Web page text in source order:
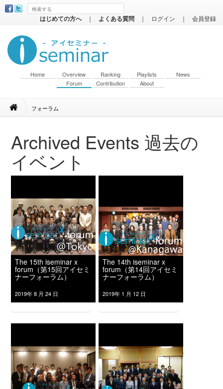
はじめての方へ ｜ よくある質問 ｜ ログイン ｜ 会員登録
Home Overview Ranking Playlists
News
Forum
Contribution About
フォーラム
Archived Events 過去の
イベント
The 15th iseminar x
forum（第15回アイセミ
ナーフォーラム）
2019年 8 月 24 日
The 14th iseminar x
forum（第14回アイセミ
ナーフォーラム）
2019年 1 月 12 日